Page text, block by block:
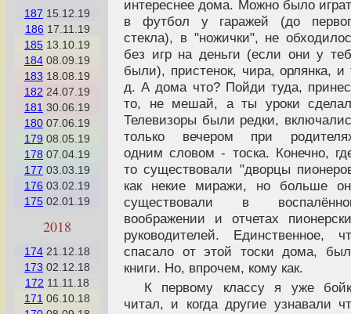
187 15.12.19
186 17.11.19
185 13.10.19
184 08.09.19
183 18.08.19
182 24.07.19
181 30.06.19
180 07.06.19
179 08.05.19
178 07.04.19
177 03.03.19
176 03.02.19
175 02.01.19
2018
174 21.12.18
173 02.12.18
172 11.11.18
171 06.10.18
интереснее дома. Можно было
в футбол у гаражей (до
стекла), в "ножички", не
без игр на деньги (если они у
были), пристенок, чира, орлянка, и
д. А дома что? Пойди туда,
то, не мешай, а ты уроки
Телевизоры были редки,
только вечером при
одним словом - тоска. Конечно,
то существовали "дворцы
как некие миражи, но больше
существовали в
воображении и отчетах
руководителей. Единственное,
спасало от этой тоски дома,
книги. Но, впрочем, кому как.
К первому классу я уже
читал, и когда другие узнавали